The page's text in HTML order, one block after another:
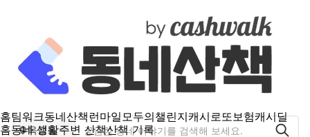
홈팀워크동네산책런마일모두의챌린지캐시로또보험캐시딜
홈동네 생활주변 산책산책 기록
옥길동